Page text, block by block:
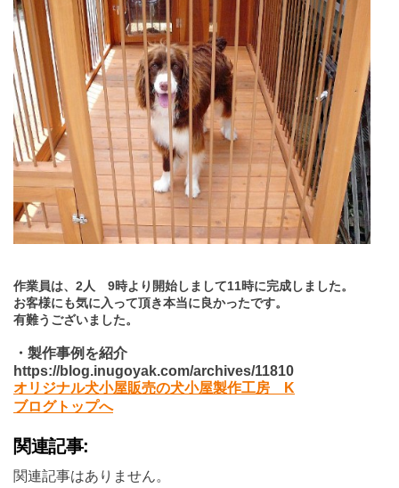
作業員は、2人 9時より開始しまして11時に完成しました。
お客様にも気に入って頂き本当に良かったです。
有難うございました。
・製作事例を紹介
https://blog.inugoyak.com/archives/11810
オリジナル犬小屋販売の犬小屋製作工房
K
ブログトップへ
関連記事:
関連記事はありません。